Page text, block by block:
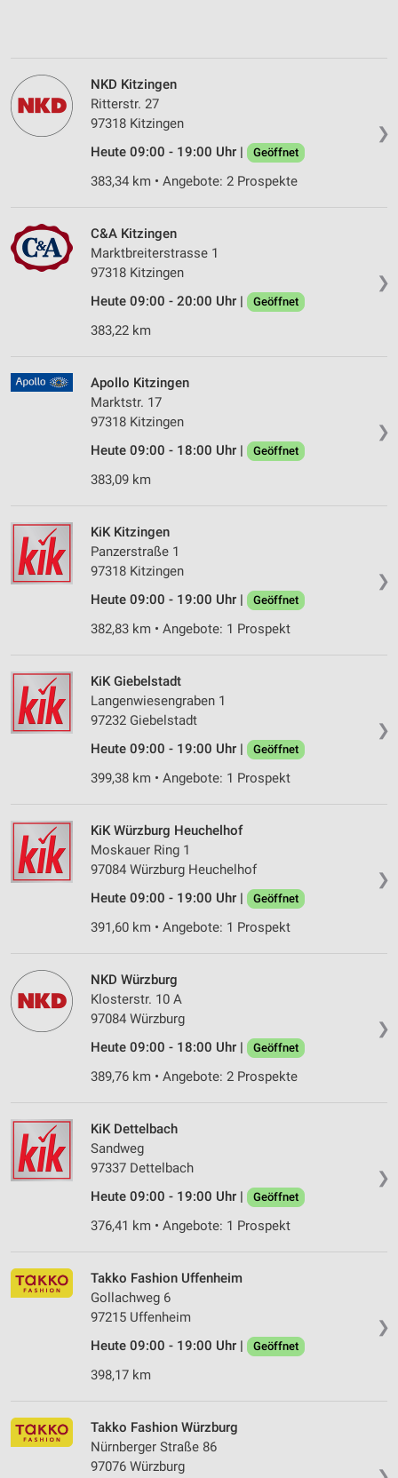
❯
NKD Kitzingen
Ritterstr. 27
97318 Kitzingen
Heute 09:00 - 19:00 Uhr |
Geöffnet
383,34 km • Angebote: 2 Prospekte
❯
C&A Kitzingen
Marktbreiterstrasse 1
97318 Kitzingen
Heute 09:00 - 20:00 Uhr |
Geöffnet
383,22 km
❯
Apollo Kitzingen
Marktstr. 17
97318 Kitzingen
Heute 09:00 - 18:00 Uhr |
Geöffnet
383,09 km
❯
KiK Kitzingen
Panzerstraße 1
97318 Kitzingen
Heute 09:00 - 19:00 Uhr |
Geöffnet
382,83 km • Angebote: 1 Prospekt
❯
KiK Giebelstadt
Langenwiesengraben 1
97232 Giebelstadt
Heute 09:00 - 19:00 Uhr |
Geöffnet
399,38 km • Angebote: 1 Prospekt
❯
KiK Würzburg Heuchelhof
Moskauer Ring 1
97084 Würzburg Heuchelhof
Heute 09:00 - 19:00 Uhr |
Geöffnet
391,60 km • Angebote: 1 Prospekt
❯
NKD Würzburg
Klosterstr. 10 A
97084 Würzburg
Heute 09:00 - 18:00 Uhr |
Geöffnet
389,76 km • Angebote: 2 Prospekte
❯
KiK Dettelbach
Sandweg
97337 Dettelbach
Heute 09:00 - 19:00 Uhr |
Geöffnet
376,41 km • Angebote: 1 Prospekt
❯
Takko Fashion Uffenheim
Gollachweg 6
97215 Uffenheim
Heute 09:00 - 19:00 Uhr |
Geöffnet
398,17 km
Takko Fashion Würzburg
Nürnberger Straße 86
97076 Würzburg